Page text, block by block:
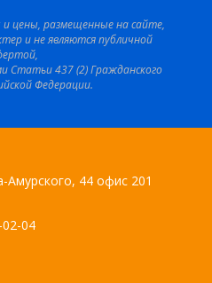
цены, размещенные на сайте,
и не являются публичной
Статьи 437 (2) Гражданского
Федерации.
Амурского, 44 офис 201
04